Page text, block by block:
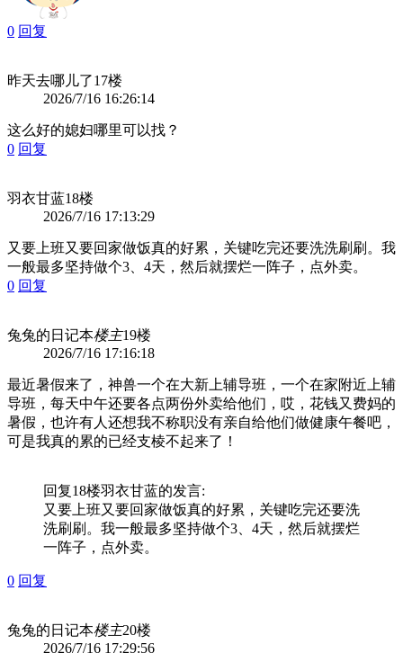
0 回复
昨天去哪儿了17楼
2026/7/16 16:26:14
这么好的媳妇哪里可以找？
0 回复
羽衣甘蓝18楼
2026/7/16 17:13:29
又要上班又要回家做饭真的好累，关键吃完还要洗洗刷刷。我
一般最多坚持做个3、4天，然后就摆烂一阵子，点外卖。
0 回复
兔兔的日记本楼主19楼
2026/7/16 17:16:18
最近暑假来了，神兽一个在大新上辅导班，一个在家附近上辅
导班，每天中午还要各点两份外卖给他们，哎，花钱又费妈的
暑假，也许有人还想我不称职没有亲自给他们做健康午餐吧，
可是我真的累的已经支棱不起来了！
回复18楼羽衣甘蓝的发言:
又要上班又要回家做饭真的好累，关键吃完还要洗
洗刷刷。我一般最多坚持做个3、4天，然后就摆烂
一阵子，点外卖。
0 回复
兔兔的日记本楼主20楼
2026/7/16 17:29:56